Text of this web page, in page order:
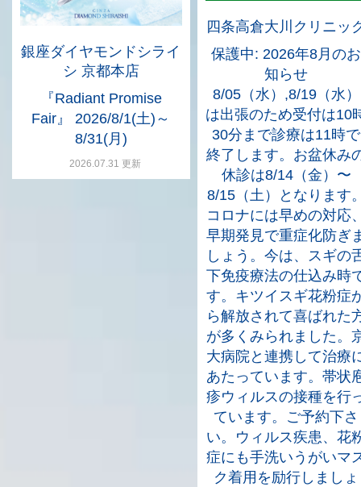
銀座ダイヤモンドシライ
シ 京都本店
『Radiant Promise
Fair』 2026/8/1(土)～
8/31(月)
2026.07.31 更新
四条高倉大川クリニッ
保護中: 2026年8月のお
知らせ
8/05（水）,8/19（水）
は出張のため受付は10
30分まで診療は11時で
終了します。お盆休み
休診は8/14（金）〜
8/15（土）となります
コロナには早めの対応
早期発見で重症化防ぎ
しょう。今は、スギの
下免疫療法の仕込み時
す。キツイスギ花粉症
ら解放されて喜ばれた
が多くみられました。
大病院と連携して治療
あたっています。帯状
疹ウィルスの接種を行
ています。ご予約下さ
い。ウィルス疾患、花
症にも手洗いうがいマ
ク着用を励行しましょ